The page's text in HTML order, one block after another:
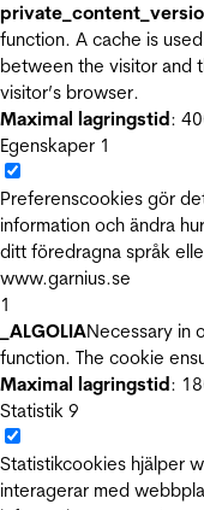
function. A cache is
between the visitor and
visitor’s browser.
Maximal lagringstid:
Egenskaper 1
Preferenscookies gör
information och ändra
ditt föredragna språk
www.garnius.se
1
_ALGOLIANecessary in
function. The cookie
Maximal lagringstid:
Statistik 9
Statistikcookies hjälper
interagerar med